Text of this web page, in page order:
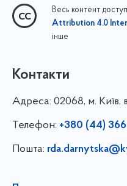
Весь контент
Attribution 4.0
інше
Контакти
Адреса: 02068, м. Київ,
Телефон: +380 (44)
Пошта: